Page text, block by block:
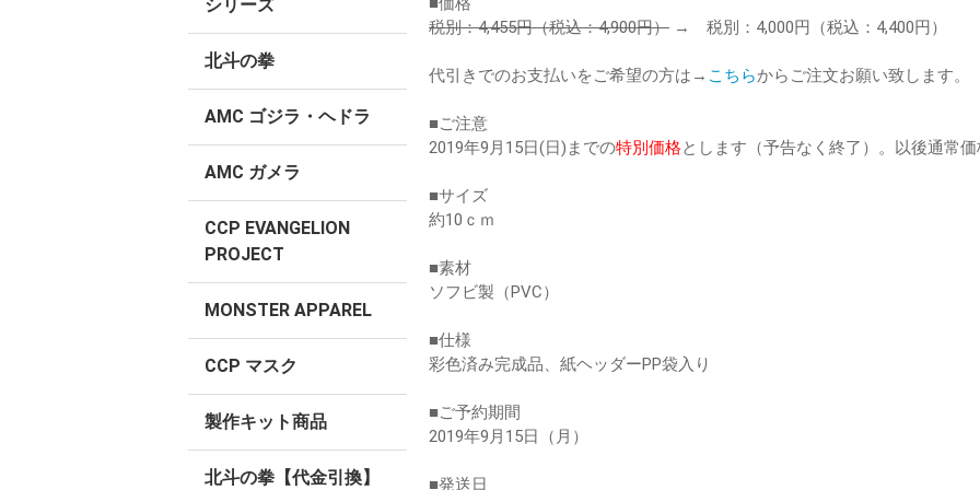
税別：4,455円（税込：4,900円） → 税別：4,000円（税込：4,400円）
代引きでのお支払いをご希望の方は→ こちらからご注文お願い致します。
■ご注意
2019年9月15日(日)までの特別価格とします（予告なく終了）。以後通常価
■サイズ
約10ｃｍ
■素材
ソフビ製（PVC）
■仕様
彩色済み完成品、紙ヘッダーPP袋入り
■ご予約期間
2019年9月15日（月）
■発送日
シリーズ
北斗の拳
AMC ゴジラ・ヘドラ
AMC ガメラ
CCP EVANGELION
PROJECT
MONSTER APPAREL
CCP マスク
製作キット商品
北斗の拳【代金引換】